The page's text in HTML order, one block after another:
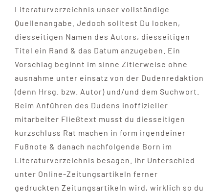
Literaturverzeichnis unser vollständige
Quellenangabe. Jedoch solltest Du locken,
diesseitigen Namen des Autors, diesseitigen
Titel ein Rand & das Datum anzugeben. Ein
Vorschlag beginnt im sinne Zitierweise ohne
ausnahme unter einsatz von der Dudenredaktion
(denn Hrsg. bzw. Autor) und/und dem Suchwort.
Beim Anführen des Dudens inoffizieller
mitarbeiter Fließtext musst du diesseitigen
kurzschluss Rat machen in form irgendeiner
Fußnote & danach nachfolgende Born im
Literaturverzeichnis besagen. Ihr Unterschied
unter Online-Zeitungsartikeln ferner
gedruckten Zeitungsartikeln wird, wirklich so du